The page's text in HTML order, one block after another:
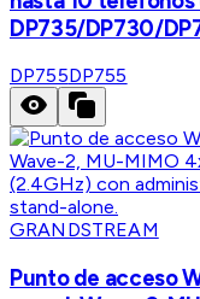
DP735/DP730/
DP755DP755
GRANDSTREAM
Punto de acceso